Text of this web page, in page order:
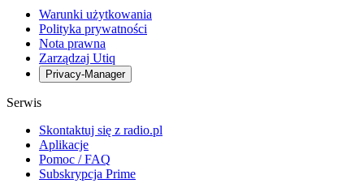
Warunki użytkowania
Polityka prywatności
Nota prawna
Zarządzaj Utiq
Privacy-Manager
Serwis
Skontaktuj się z radio.pl
Aplikacje
Pomoc / FAQ
Subskrypcja Prime